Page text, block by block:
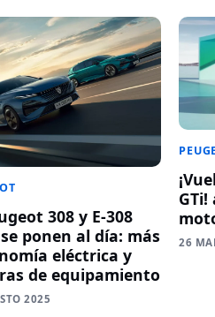
308 y E-308
ponen al día: más
eléctrica y
de equipamiento
2025
26